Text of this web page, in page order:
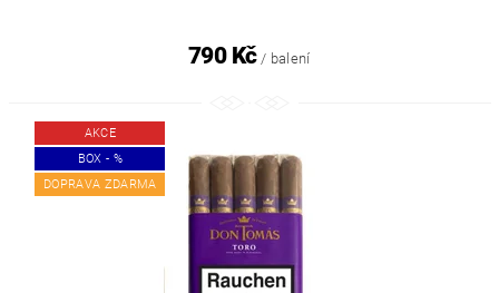
790 Kč / balení
AKCE
BOX - %
DOPRAVA ZDARMA